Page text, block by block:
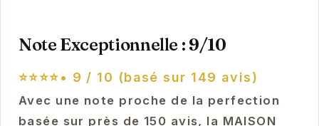
Note Exceptionnelle : 9/10
⭐⭐⭐⭐• 9 / 10 (basé sur 149 avis)
Avec une note proche de la perfection
basée sur près de 150 avis, la MAISON